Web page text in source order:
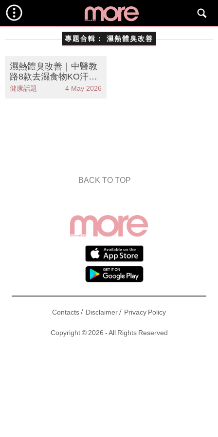
專題合輯： 濕熱體臭改善
濕熱體臭改善｜中醫教
路8款去濕食物KO汗臭
口氣！附4款懶人湯水
健康話題 4 May 2026
BACK TO TOP
Contacts/ Disclaimer/ Privacy Policy
Copyright © 2026 - All Rights Reserved